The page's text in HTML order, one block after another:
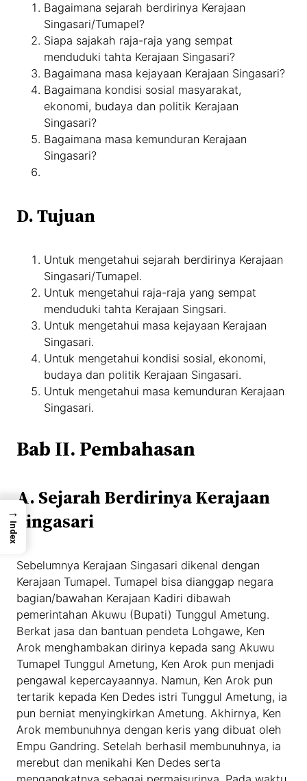
Bagaimana sejarah berdirinya Kerajaan
Singasari/Tumapel?
Siapa sajakah raja-raja yang sempat
menduduki tahta Kerajaan Singasari?
Bagaimana masa kejayaan Kerajaan Singasari?
Bagaimana kondisi sosial masyarakat,
ekonomi, budaya dan politik Kerajaan
Singasari?
Bagaimana masa kemunduran Kerajaan
Singasari?
D. Tujuan
Untuk mengetahui sejarah berdirinya Kerajaan
Singasari/Tumapel.
Untuk mengetahui raja-raja yang sempat
menduduki tahta Kerajaan Singsari.
Untuk mengetahui masa kejayaan Kerajaan
Singasari.
Untuk mengetahui kondisi sosial, ekonomi,
budaya dan politik Kerajaan Singasari.
Untuk mengetahui masa kemunduran Kerajaan
Singasari.
Bab II. Pembahasan
A. Sejarah Berdirinya Kerajaan
Singasari
Sebelumnya Kerajaan Singasari dikenal dengan
Kerajaan Tumapel. Tumapel bisa dianggap negara
bagian/bawahan Kerajaan Kadiri dibawah
pemerintahan Akuwu (Bupati) Tunggul Ametung.
Berkat jasa dan bantuan pendeta Lohgawe, Ken
Arok menghambakan dirinya kepada sang Akuwu
Tumapel Tunggul Ametung, Ken Arok pun menjadi
pengawal kepercayaannya. Namun, Ken Arok pun
tertarik kepada Ken Dedes istri Tunggul Ametung, ia
pun berniat menyingkirkan Ametung. Akhirnya, Ken
Arok membunuhnya dengan keris yang dibuat oleh
Empu Gandring. Setelah berhasil membunuhnya, ia
merebut dan menikahi Ken Dedes serta
→
Index